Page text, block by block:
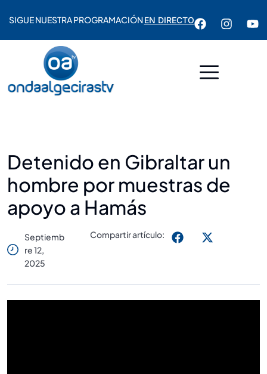
SIGUE NUESTRA PROGRAMACIÓNEN DIRECTO
Detenido en Gibraltar un
hombre por muestras de
apoyo a Hamás
Septiemb
Re 12,
2025
Compartir artículo: